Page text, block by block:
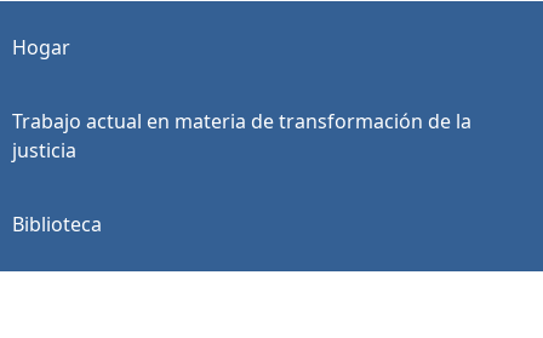
Hogar
Trabajo actual en materia de transformación de la
justicia
Biblioteca